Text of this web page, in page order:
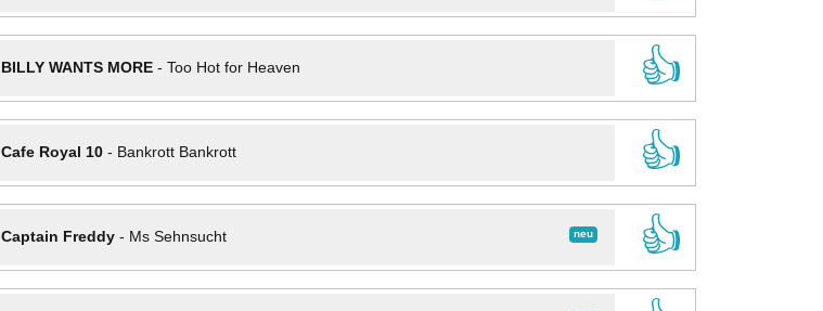
BILLY WANTS MORE- Too Hot for Heaven
👍
Cafe Royal 10- Bankrott Bankrott
👍
neu
Captain Freddy- Ms Sehnsucht
👍